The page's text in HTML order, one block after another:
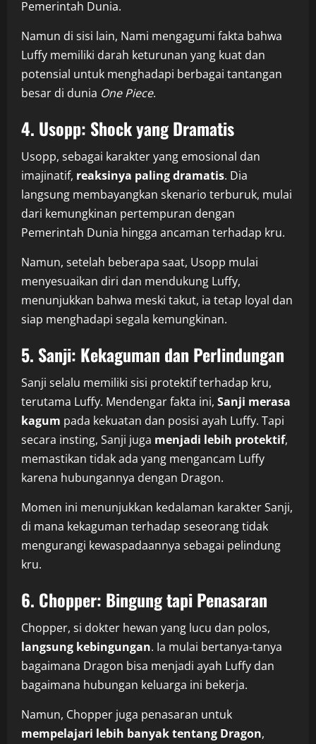
Pemerintah Dunia.
Namun di sisi lain, Nami mengagumi fakta bahwa
Luffy memiliki darah keturunan yang kuat dan
potensial untuk menghadapi berbagai tantangan
besar di dunia One Piece.
4. Usopp: Shock yang Dramatis
Usopp, sebagai karakter yang emosional dan
imajinatif, reaksinya paling dramatis. Dia
langsung membayangkan skenario terburuk, mulai
dari kemungkinan pertempuran dengan
Pemerintah Dunia hingga ancaman terhadap kru.
Namun, setelah beberapa saat, Usopp mulai
menyesuaikan diri dan mendukung Luffy,
menunjukkan bahwa meski takut, ia tetap loyal dan
siap menghadapi segala kemungkinan.
5. Sanji: Kekaguman dan Perlindungan
Sanji selalu memiliki sisi protektif terhadap kru,
terutama Luffy. Mendengar fakta ini, Sanji merasa
kagum pada kekuatan dan posisi ayah Luffy. Tapi
secara insting, Sanji juga menjadi lebih protektif,
memastikan tidak ada yang mengancam Luffy
karena hubungannya dengan Dragon.
Momen ini menunjukkan kedalaman karakter Sanji,
di mana kekaguman terhadap seseorang tidak
mengurangi kewaspadaannya sebagai pelindung
kru.
6. Chopper: Bingung tapi Penasaran
Chopper, si dokter hewan yang lucu dan polos,
langsung kebingungan. Ia mulai bertanya-tanya
bagaimana Dragon bisa menjadi ayah Luffy dan
bagaimana hubungan keluarga ini bekerja.
Namun, Chopper juga penasaran untuk
mempelajari lebih banyak tentang Dragon,